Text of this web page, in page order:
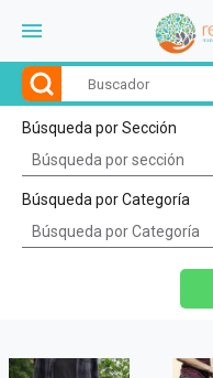
menu
Búsqueda por Sección
Búsqueda por Categoría